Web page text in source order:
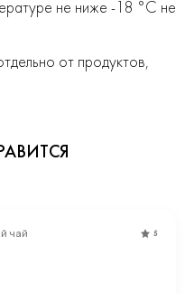
не ниже -18 °С не
от продуктов,
чай 5